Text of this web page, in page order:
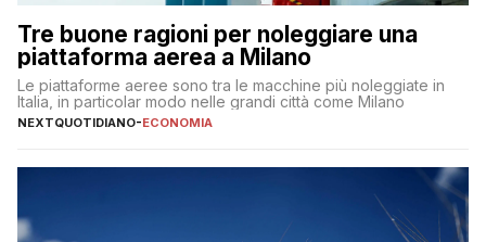
Tre buone ragioni per noleggiare una
piattaforma aerea a Milano
Le piattaforme aeree sono tra le macchine più noleggiate in
Italia, in particolar modo nelle grandi città come Milano
NEXTQUOTIDIANO-ECONOMIA